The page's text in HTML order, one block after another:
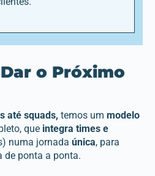
o Próximo
até squads, temos um modelo
que integra times e
numa jornada única, para
de ponta a ponta.